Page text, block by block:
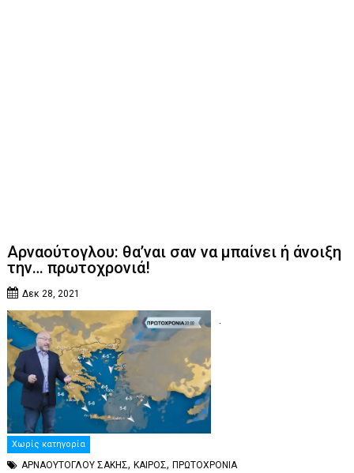
Αρναούτογλου: θα’ναι σαν να μπαίνει ή άνοιξη
την… πρωτοχρονιά!
Δεκ 28, 2021
.
Χωρίς κατηγορία
ΑΡΝΑΟΥΤΟΓΛΟΥ ΣΑΚΗΣ,ΚΑΙΡΟΣ,ΠΡΩΤΟΧΡΟΝΙΑ